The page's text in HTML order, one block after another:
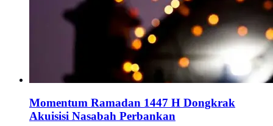
Momentum Ramadan 1447 H Dongkrak
Akuisisi Nasabah Perbankan